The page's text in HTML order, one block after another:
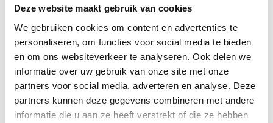
Deze website maakt gebruik van cookies
We gebruiken cookies om content en advertenties te
personaliseren, om functies voor social media te bieden
en om ons websiteverkeer te analyseren. Ook delen we
informatie over uw gebruik van onze site met onze
partners voor social media, adverteren en analyse. Deze
partners kunnen deze gegevens combineren met andere
informatie die u aan ze heeft verstrekt of die ze hebben
Beschikbaar in 60x60, 60x120 & 100x100
Betonoptiek vloertegels.
Kies het aantal:
Gebruik de
handige
berekentool: